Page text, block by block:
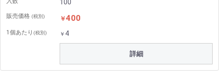
100
販売価格 (税別) ￥400
1個あたり (税別) ￥ 4
詳細